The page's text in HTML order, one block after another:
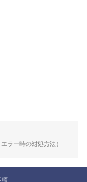
ラー時の対処方法）
項